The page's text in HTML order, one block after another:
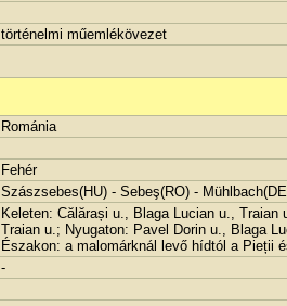
történelmi műemlékövezet
Románia
Fehér
Szászsebes(HU) - Sebeş(RO) -
Keleten: Călărași u., Blaga Lucian u., Traian
Traian u.; Nyugaton: Pavel Dorin u., Blaga
Északon: a malomárknál levő hídtól a Pieții
-